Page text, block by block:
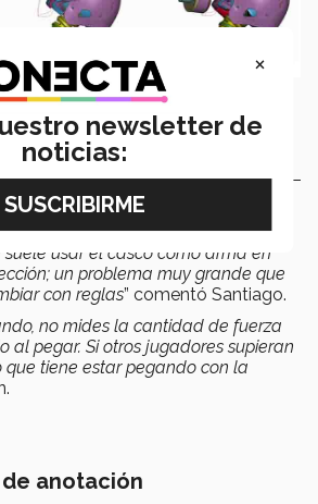
por los estudiantes en la estancia de
suele usar el casco como arma en
un problema muy grande que
con reglas” comentó Santiago.
no mides la cantidad de fuerza
al pegar. Si otros jugadores supieran
tiene estar pegando con la
anotación
×
newsletter de
noticias: